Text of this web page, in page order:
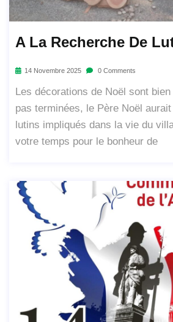
A La Recherche De
14 Novembre 2025 0 Comments
Les décorations de Noël sont
pas terminées, le Père Noël
lutins impliqués dans la vie du
votre temps pour le bonheur de